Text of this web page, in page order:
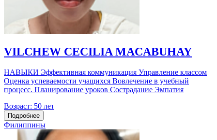
VILCHEW CECILIA MACABUHAY
НАВЫКИ Эффективная коммуникация Управление классом
Оценка успеваемости учащихся Вовлечение в учебный
процесс. Планирование уроков Сострадание Эмпатия
Возраст: 50 лет
Подробнее
Филиппины